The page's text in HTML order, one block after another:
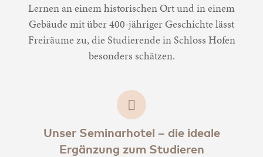
Lernen an einem historischen Ort und in einem
Gebäude mit über 400-jähriger Geschichte lässt
Freiräume zu, die Studierende in Schloss Hofen
besonders schätzen.
Unser Seminarhotel – die ideale
Ergänzung zum Studieren